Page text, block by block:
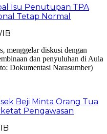
Isu Penutupan TPA
Tetap Normal
Beji Minta Orang Tua
Pengawasan